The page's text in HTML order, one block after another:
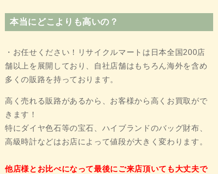
本当にどこよりも高いの？
・お任せください！リサイクルマートは日本全国200店
舗以上を展開しており、自社店舗はもちろん海外を含め
多くの販路を持っております。
高く売れる販路があるから、お客様から高くお買取がで
きます！
特にダイヤ色石等の宝石、ハイブランドのバッグ財布、
高級時計などはお店によって値段が大きく変わります。
他店様とお比べになって最後にご来店頂いても大丈夫で